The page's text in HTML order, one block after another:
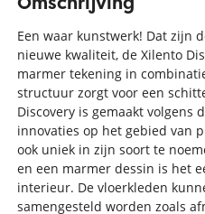
Een waar kunstwerk! Dat zijn
nieuwe kwaliteit, de Xilento
marmer tekening in
structuur zorgt voor een
Discovery is gemaakt volgens
innovaties op het gebied van
ook uniek in zijn soort te
en een marmer dessin is het
interieur. De vloerkleden
samengesteld worden zoals